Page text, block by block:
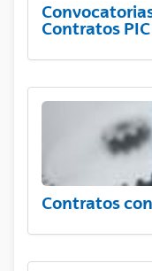
Contratos PIC
Contratos